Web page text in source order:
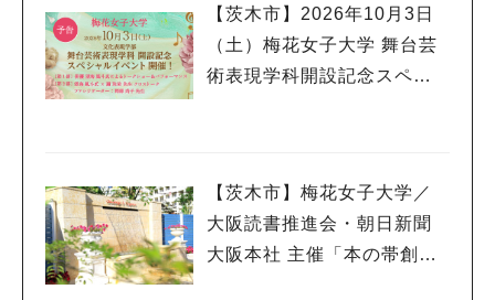
【茨木市】2026年10月3日
（土）梅花女子大学 舞台芸
術表現学科開設記念スペシ
【茨木市】梅花女子大学／
大阪読書推進会・朝日新聞
大阪本社 主催「本の帯創作